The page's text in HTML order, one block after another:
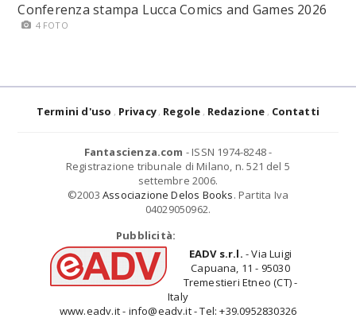
Conferenza stampa Lucca Comics and Games 2026
4 FOTO
Termini d'uso Privacy Regole Redazione Contatti
Fantascienza.com - ISSN 1974-8248 -
Registrazione tribunale di Milano, n. 521 del 5
settembre 2006.
©2003 Associazione Delos Books. Partita Iva
04029050962.
Pubblicità:
EADV s.r.l. - Via Luigi
Capuana, 11 - 95030
Tremestieri Etneo (CT) -
Italy
www.eadv.it - info@eadv.it - Tel: +39.0952830326